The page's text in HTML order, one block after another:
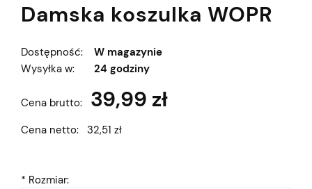
Damska koszulka WOPR
Dostępność:
W magazynie
Wysyłka w:
24 godziny
Cena brutto: 39,99 zł
Cena netto: 32,51 zł
* Rozmiar: